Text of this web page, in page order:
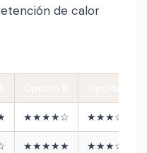
de calor
★★★★☆ ★★★☆☆
★★★★★ ★★★☆☆